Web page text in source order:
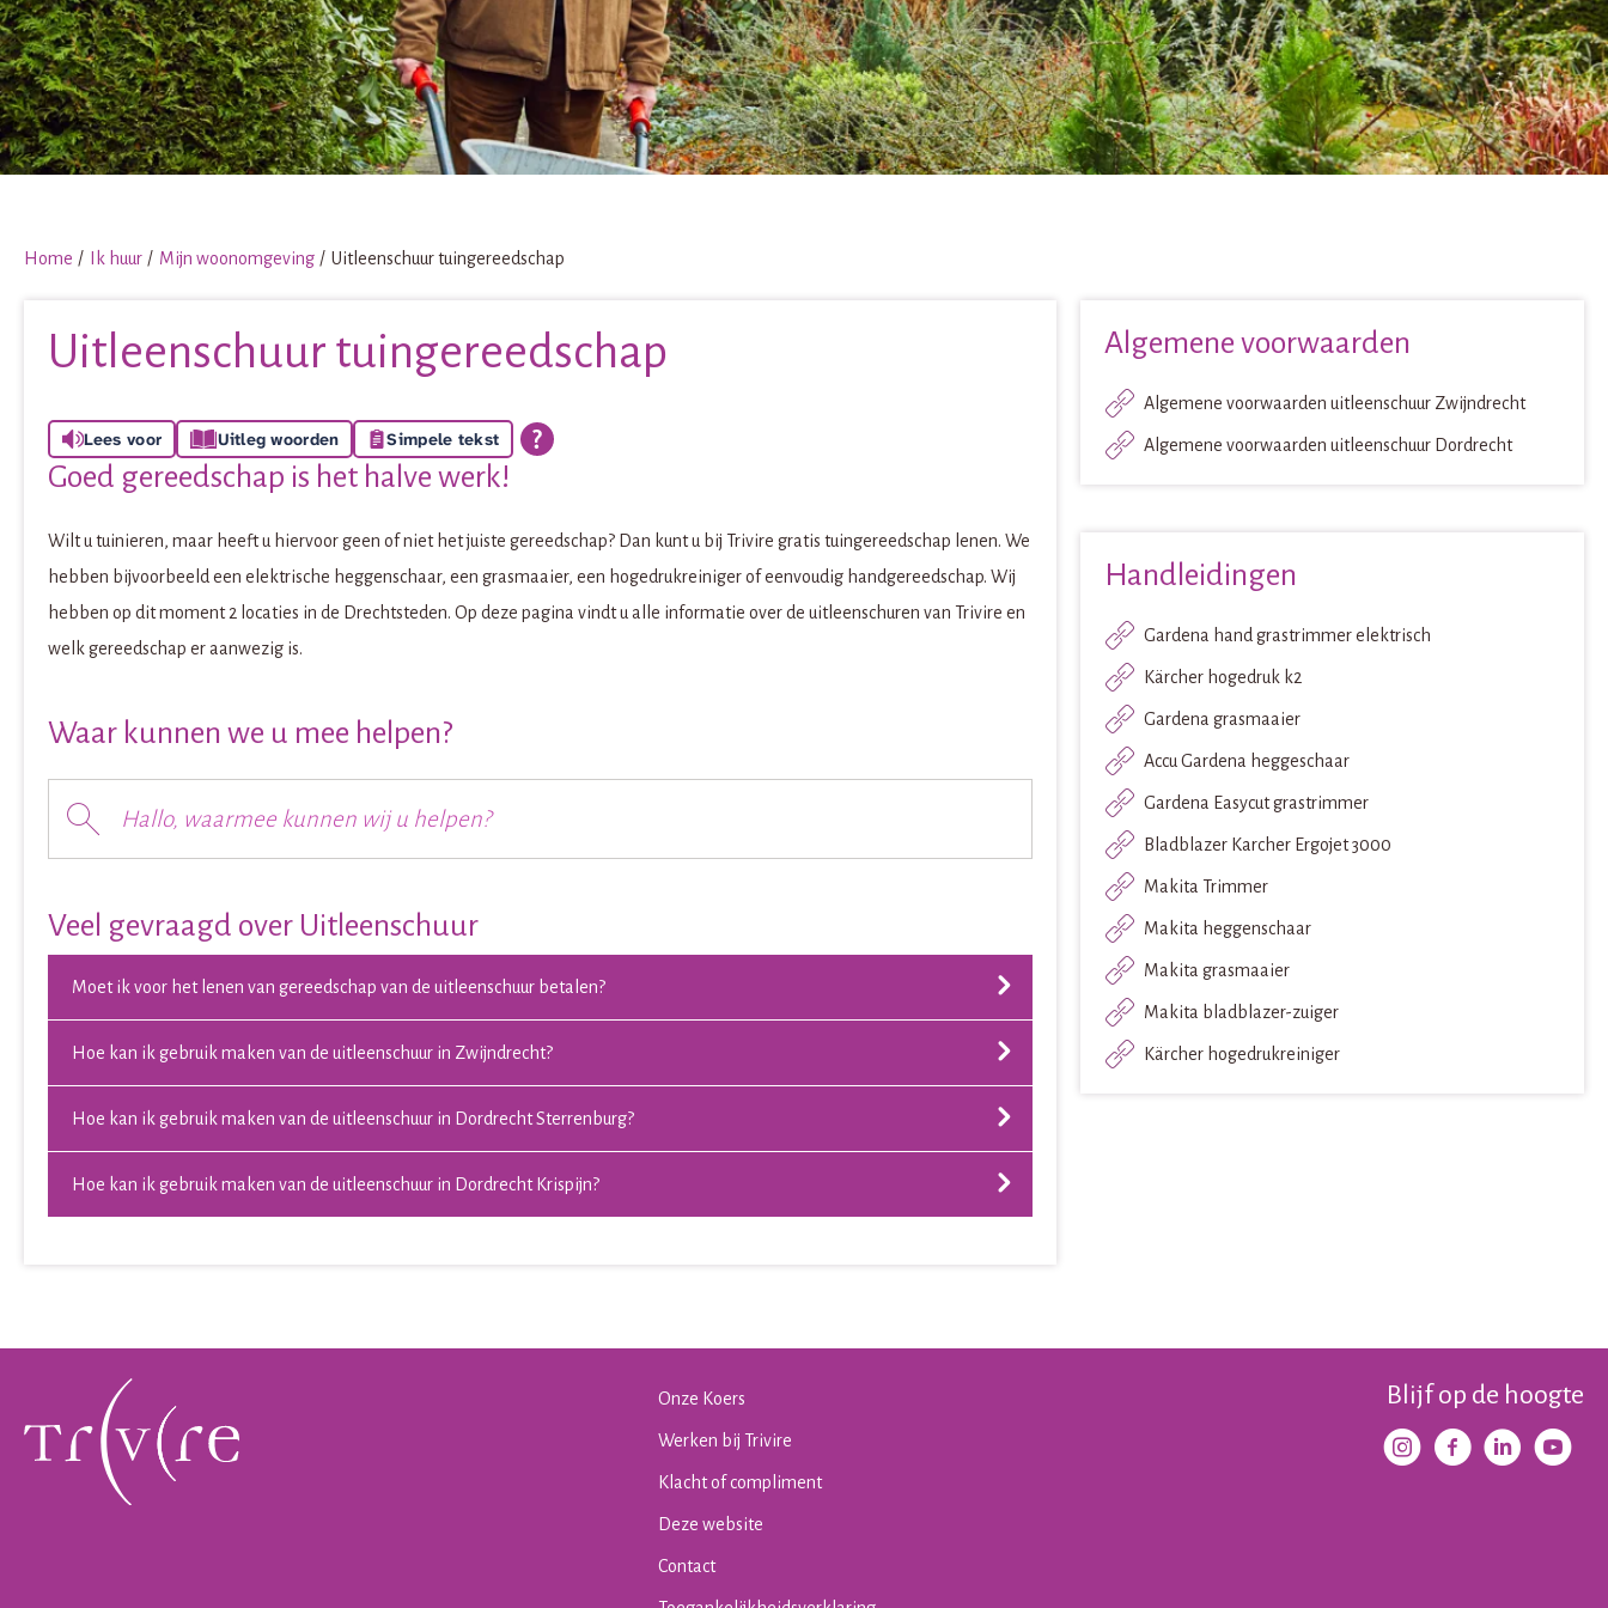
Home Ik huur Mijn woonomgeving Uitleenschuur tuingereedschap
Uitleenschuur tuingereedschap
Lees voor Uitleg woorden Simpele tekst
Goed gereedschap is het halve werk!
Wilt u tuinieren, maar heeft u hiervoor geen of niet het juiste gereedschap? Dan kunt u bij Trivire gratis tuingereedschap lenen. We
hebben bijvoorbeeld een elektrische heggenschaar, een grasmaaier, een hogedrukreiniger of eenvoudig handgereedschap. Wij
hebben op dit moment 2 locaties in de Drechtsteden. Op deze pagina vindt u alle informatie over de uitleenschuren van Trivire en
welk gereedschap er aanwezig is.
Waar kunnen we u mee helpen?
Veel gevraagd over Uitleenschuur
Moet ik voor het lenen van gereedschap van de uitleenschuur betalen?
Hoe kan ik gebruik maken van de uitleenschuur in Zwijndrecht?
Hoe kan ik gebruik maken van de uitleenschuur in Dordrecht Sterrenburg?
Hoe kan ik gebruik maken van de uitleenschuur in Dordrecht Krispijn?
Algemene voorwaarden
Algemene voorwaarden uitleenschuur Zwijndrecht
Algemene voorwaarden uitleenschuur Dordrecht
Handleidingen
Gardena hand grastrimmer elektrisch
Kärcher hogedruk k2
Gardena grasmaaier
Accu Gardena heggeschaar
Gardena Easycut grastrimmer
Bladblazer Karcher Ergojet 3000
Makita Trimmer
Makita heggenschaar
Makita grasmaaier
Makita bladblazer-zuiger
Kärcher hogedrukreiniger
Contactinformatie Onze Koers
Werken bij Trivire
Klacht of compliment
Deze website
Contact
Blijf op de hoogte